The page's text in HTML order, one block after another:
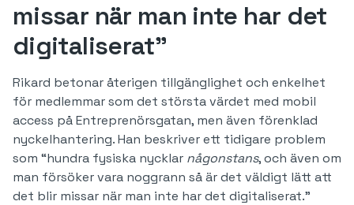
missar när man inte har det
digitaliserat”
Rikard betonar återigen tillgänglighet och enkelhet
för medlemmar som det största värdet med mobil
access på Entreprenörsgatan, men även förenklad
nyckelhantering. Han beskriver ett tidigare problem
som “hundra fysiska nycklar någonstans, och även om
man försöker vara noggrann så är det väldigt lätt att
det blir missar när man inte har det digitaliserat.”